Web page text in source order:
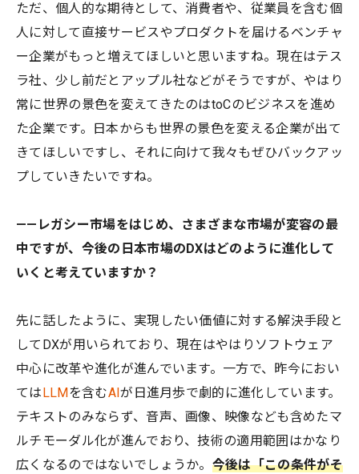
ただ、個人的な期待として、消費者や、従業員を含む個
人に対して直接サービスやプロダクトを届けるベンチャ
ー企業がもっと増えてほしいと思いますね。現在はテス
ラ社、少し前だとアップル社などがそうですが、やはり
常に世界の景色を変えてきたのはtoCのビジネスを進め
た企業です。日本からも世界の景色を変える企業が出て
きてほしいですし、それに向けて我々もぜひバックアッ
プしていきたいですね。
——レガシー市場をはじめ、さまざまな市場が変容の最
中ですが、今後の日本市場のDXはどのように進化して
いくと考えていますか？
先に話したように、実現したい価値に対する解決手段と
してDXが用いられており、現在はやはりソフトウェア
中心に改革や進化が進んでいます。一方で、昨今におい
ては LLM を含むAIが日進月歩で劇的に進化しています。
テキストのみならず、音声、画像、映像なども含めたマ
ルチモーダル化が進んでおり、技術の適用範囲はかなり
広くなるのではないでしょうか。 今後は「この条件がそ